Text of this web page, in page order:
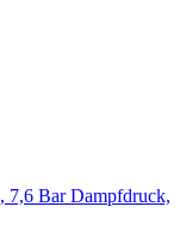
7,6 Bar Dampfdruck,